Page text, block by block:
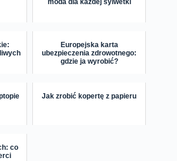
moda dla każdej sylwetki
Europejska karta
ubezpieczenia zdrowotnego:
gdzie ja wyrobić?
Jak zrobić kopertę z papieru
co